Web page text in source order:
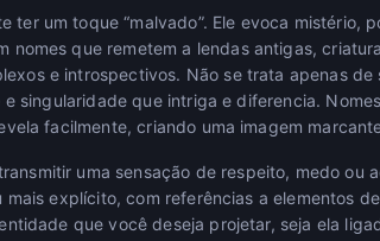
ter um toque “malvado”. Ele evoca mistério,
nomes que remetem a lendas antigas,
e introspectivos. Não se trata apenas de
singularidade que intriga e diferencia.
facilmente, criando uma imagem
uma sensação de respeito, medo ou
explícito, com referências a elementos
que você deseja projetar, seja ela